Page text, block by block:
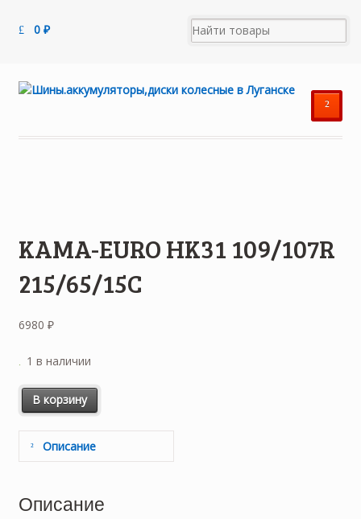
0₽
²
KAMA-EURO HK31 109/107R
215/65/15C
6980 ₽
1 в наличии
Количество товара KAMA-EURO HK31 109/107R 215/65/15C
В корзину
Описание
Описание